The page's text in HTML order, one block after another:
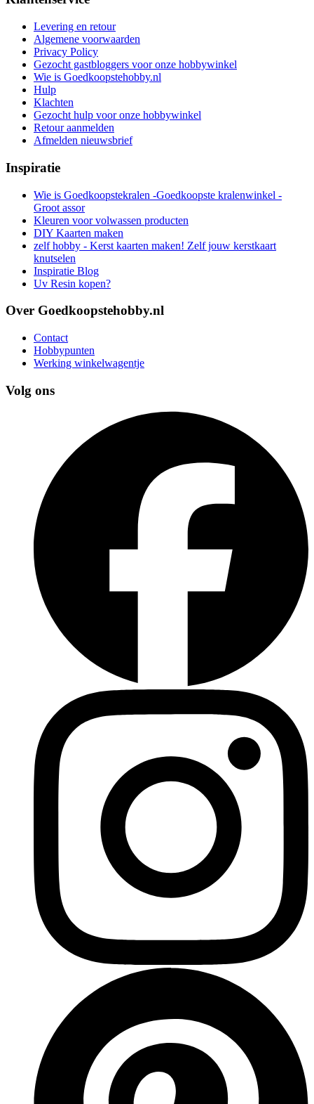
zelf hobby - Kerst kaarten maken! Zelf jouw kerstkaart
knutselen
Inspiratie Blog
Uv Resin kopen?
Over Goedkoopstehobby.nl
Contact
Hobbypunten
Werking winkelwagentje
Volg ons